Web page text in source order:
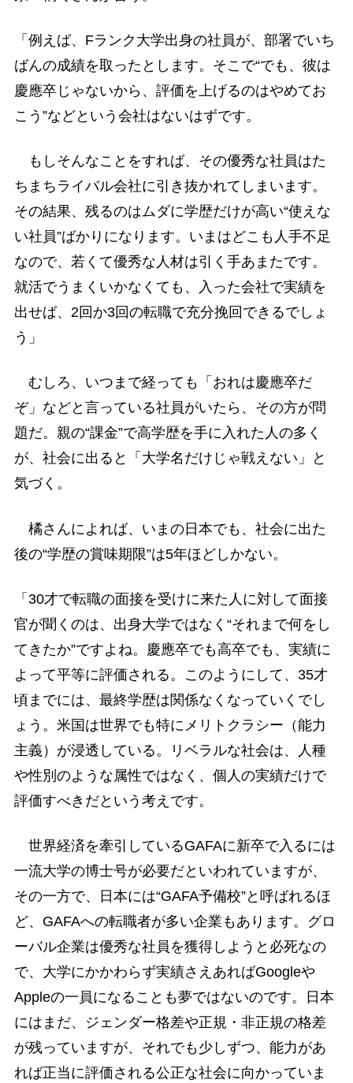
「例えば、Fランク大学出身の社員が、部署でいち
ばんの成績を取ったとします。そこで“でも、彼は
慶應卒じゃないから、評価を上げるのはやめてお
こう”などという会社はないはずです。
もしそんなことをすれば、その優秀な社員はた
ちまちライバル会社に引き抜かれてしまいます。
その結果、残るのはムダに学歴だけが高い“使えな
い社員”ばかりになります。いまはどこも人手不足
なので、若くて優秀な人材は引く手あまたです。
就活でうまくいかなくても、入った会社で実績を
出せば、2回か3回の転職で充分挽回できるでしょ
う」
むしろ、いつまで経っても「おれは慶應卒だ
ぞ」などと言っている社員がいたら、その方が問
題だ。親の“課金”で高学歴を手に入れた人の多く
が、社会に出ると「大学名だけじゃ戦えない」と
気づく。
橘さんによれば、いまの日本でも、社会に出た
後の“学歴の賞味期限”は5年ほどしかない。
「30才で転職の面接を受けに来た人に対して面接
官が聞くのは、出身大学ではなく“それまで何をし
てきたか”ですよね。慶應卒でも高卒でも、実績に
よって平等に評価される。このようにして、35才
頃までには、最終学歴は関係なくなっていくでし
ょう。米国は世界でも特にメリトクラシー（能力
主義）が浸透している。リベラルな社会は、人種
や性別のような属性ではなく、個人の実績だけで
評価すべきだという考えです。
世界経済を牽引しているGAFAに新卒で入るには
一流大学の博士号が必要だといわれていますが、
その一方で、日本には“GAFA予備校”と呼ばれるほ
ど、GAFAへの転職者が多い企業もあります。グロ
ーバル企業は優秀な社員を獲得しようと必死なの
で、大学にかかわらず実績さえあればGoogleや
Appleの一員になることも夢ではないのです。日本
にはまだ、ジェンダー格差や正規・非正規の格差
が残っていますが、それでも少しずつ、能力があ
れば正当に評価される公正な社会に向かっていま